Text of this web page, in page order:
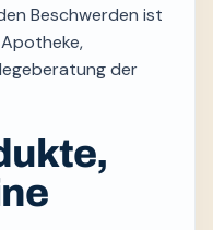
Beschwerden ist
der